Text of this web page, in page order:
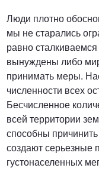
Люди плотно
мы не старались
равно
вынуждены либо
принимать меры.
численности всех
Бесчисленное
всей территории
способны
создают серьезные
густонаселенных